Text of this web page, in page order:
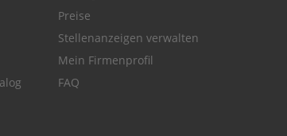
Preise
Stellenanzeigen verwalten
Mein Firmenprofil
FAQ